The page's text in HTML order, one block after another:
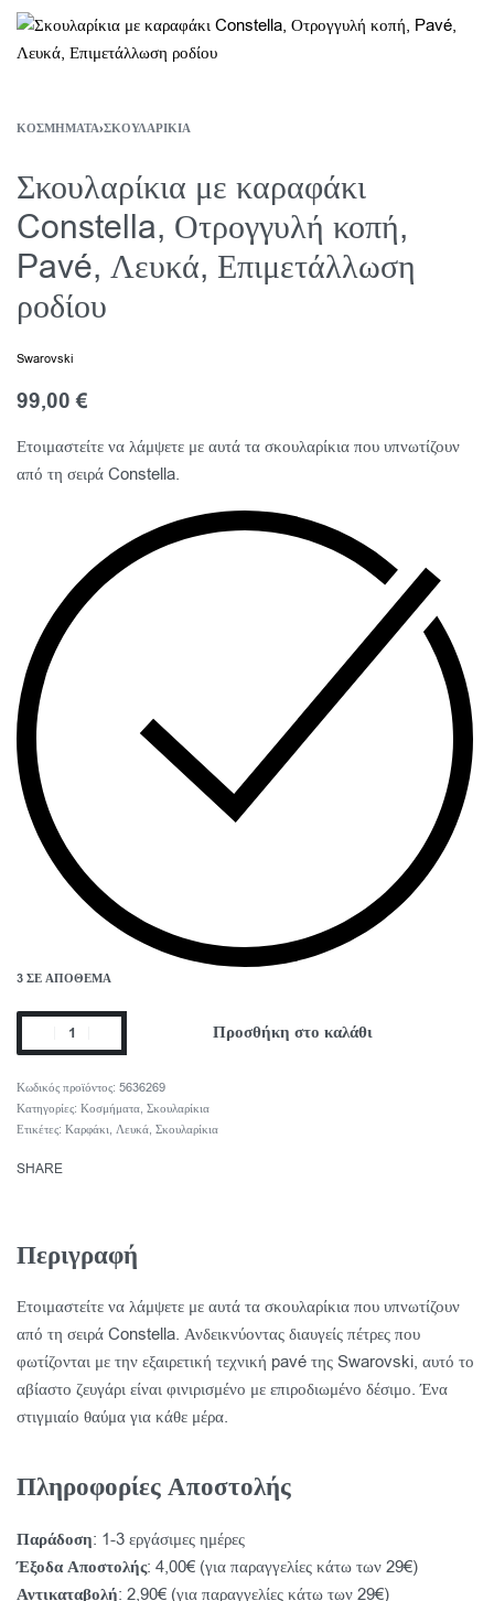
ΚΟΣΜΉΜΑΤΑ›ΣΚΟΥΛΑΡΊΚΙΑ
Σκουλαρίκια με καραφάκι
Constella, Οτρογγυλή κοπή,
Pavé, Λευκά, Επιμετάλλωση
ροδίου
Swarovski
99,00€
Ετοιμαστείτε να λάμψετε με αυτά τα σκουλαρίκια που υπνωτίζουν
από τη σειρά Constella.
3 ΣΕ ΑΠΌΘΕΜΑ
Προσθήκη στο καλάθι
5636269
Κατηγορίες: Κοσμήματα, Σκουλαρίκια
Ετικέτες: Καρφάκι, Λευκά, Σκουλαρίκια
SHARE
Περιγραφή
Ετοιμαστείτε να λάμψετε με αυτά τα σκουλαρίκια που υπνωτίζουν
από τη σειρά Constella. Ανδεικνύοντας διαυγείς πέτρες που
φωτίζονται με την εξαιρετική τεχνική pavé της Swarovski, αυτό το
αβίαστο ζευγάρι είναι φινιρισμένο με επιροδιωμένο δέσιμο. Ένα
στιγμιαίο θαύμα για κάθε μέρα.
Πληροφορίες Αποστολής
Παράδοση: 1-3 εργάσιμες ημέρες
Έξοδα Αποστολής: 4,00€ (για παραγγελίες κάτω των 29€)
Αντικαταβολή: 2,90€ (για παραγγελίες κάτω των 29€)